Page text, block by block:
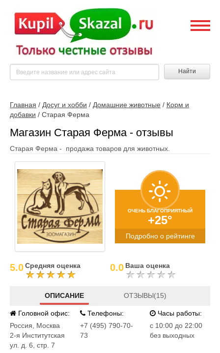
Найти
Главная / Досуг и хобби / Домашние животные / Корм и
добавки / Старая Ферма
Магазин Старая Ферма - отзывы
Старая Ферма - продажа товаров для животных.
ОЧЕНЬ БЛАГОПРИЯТНЫЙ
+25°
Подробно о рейтинге
5.0Средняя оценка 0.0 Ваша оценка
ОПИСАНИЕ ОТЗЫВЫ(15)
Головной офис:
Россия
Москва
2-я Институтская
ул. д. 6, стр. 7
Телефоны:
+7 (495) 790-70-
73
Часы работы:
c 10:00 до 22:00
без выходных